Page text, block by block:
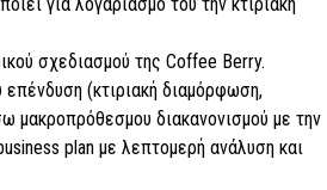
σχεδιασμού της Coffee Berry.
επένδυση (κτιριακή διαμόρφωση,
μακροπρόθεσμου διακανονισμού με την
plan με λεπτομερή ανάλυση και